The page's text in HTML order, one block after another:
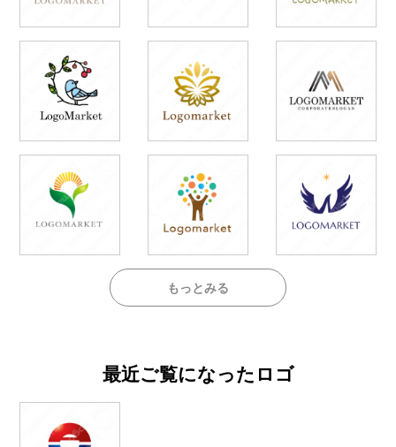
もっとみる
最近ご覧になったロゴ